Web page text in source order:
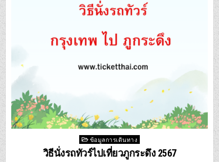
Posted
in
ข้อมูลการเดินทาง
วิธีนั่งรถทัวร์ไปเที่ยวภูกระดึง 2567